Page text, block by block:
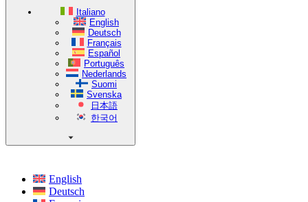
Italiano
English
Deutsch
Français
Español
Português
Nederlands
Suomi
Svenska
日本語
한국어
English
Deutsch